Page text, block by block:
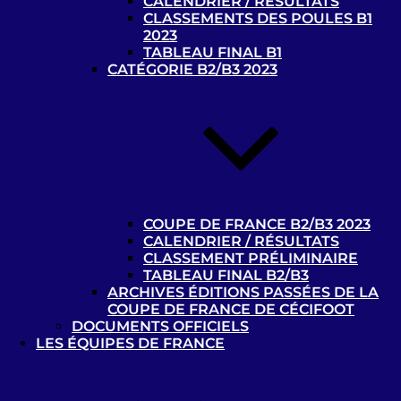
CLASSEMENTS DES POULES B1
2023
TABLEAU FINAL B1
CATÉGORIE B2/B3 2023
COUPE DE FRANCE B2/B3 2023
CALENDRIER / RÉSULTATS
CLASSEMENT PRÉLIMINAIRE
TABLEAU FINAL B2/B3
ARCHIVES ÉDITIONS PASSÉES DE LA
COUPE DE FRANCE DE CÉCIFOOT
DOCUMENTS OFFICIELS
LES ÉQUIPES DE FRANCE
Mons – B2/B3 SC Schiltigheim – B2/B3
Rousies
SC Schiltigheim – B2/B3 Mons – B2/B3
Afficher
Recherche